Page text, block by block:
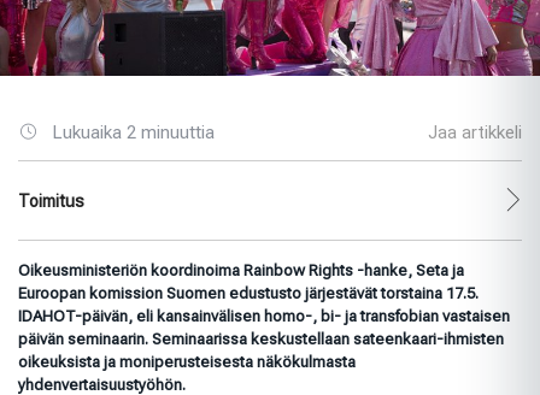
Lukuaika 2 minuuttia Jaa artikkeli
Toimitus
Oikeusministeriön koordinoima Rainbow Rights -hanke, Seta ja
Euroopan komission Suomen edustusto järjestävät torstaina 17.5.
IDAHOT-päivän, eli kansainvälisen homo-, bi- ja transfobian vastaisen
päivän seminaarin. Seminaarissa keskustellaan sateenkaari-ihmisten
oikeuksista ja moniperusteisesta näkökulmasta
yhdenvertaisuustyöhön.